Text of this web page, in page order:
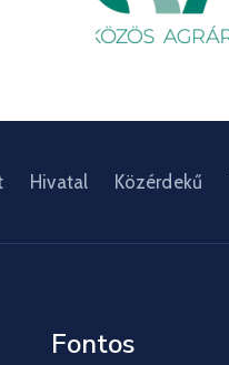
Hivatal Közérdekű
Fontos